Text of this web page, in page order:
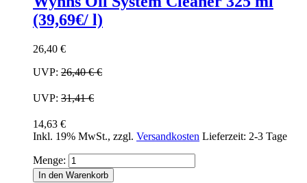
(39,69€/ l)
26,40 €
UVP: 26,40 €€
UVP: 31,41 €
14,63 €
Inkl. 19% MwSt., zzgl. Versandkosten Lieferzeit: 2-3 Tage
Menge:
In den Warenkorb